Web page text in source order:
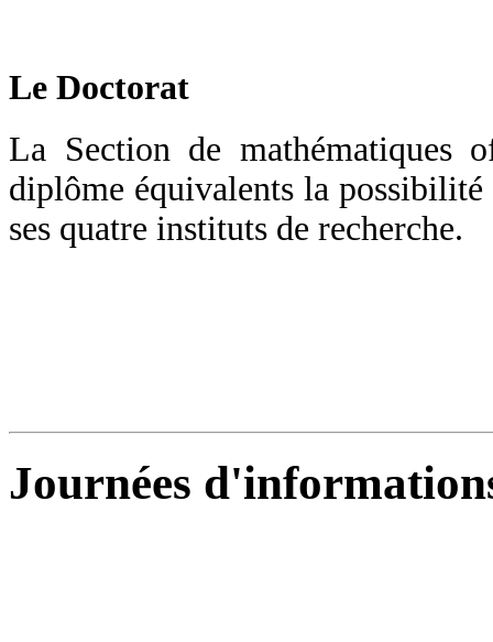
Le Doctorat
La Section de mathématiques
diplôme équivalents la
ses quatre instituts de recherche.
Journées